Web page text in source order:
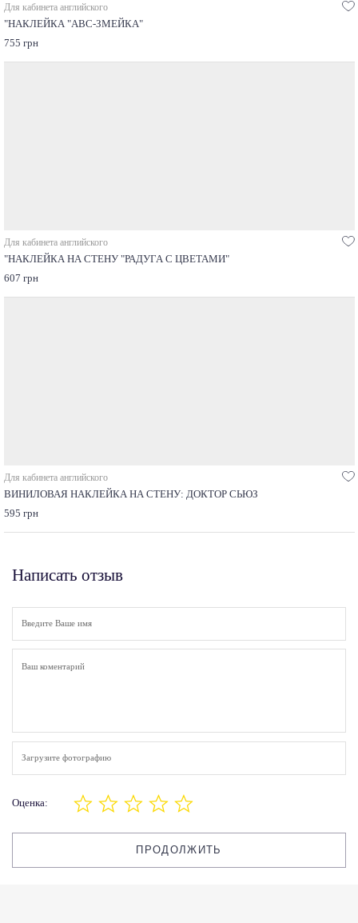
Для кабинета английского
"НАКЛЕЙКА "ABC-ЗМЕЙКА"
755 грн
Для кабинета английского
"НАКЛЕЙКА НА СТЕНУ "РАДУГА С ЦВЕТАМИ"
607 грн
Для кабинета английского
ВИНИЛОВАЯ НАКЛЕЙКА НА СТЕНУ: ДОКТОР СЬЮЗ
595 грн
Написать отзыв
Загрузите фотографию
Оценка:
ПРОДОЛЖИТЬ